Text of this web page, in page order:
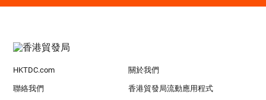
HKTDC.com 關於我們
聯絡我們 香港貿發局流動應用程式